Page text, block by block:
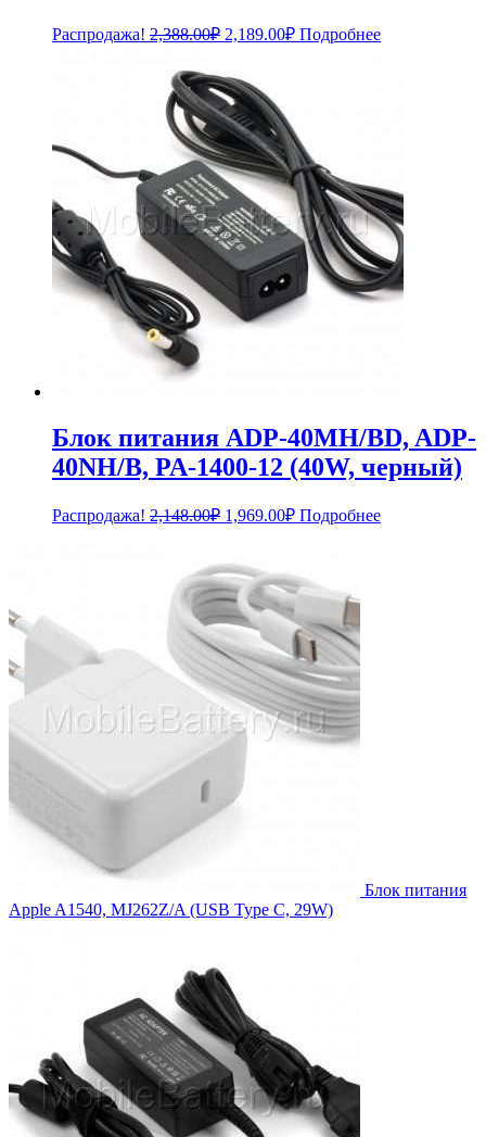
Распродажа! 2,388.00₽ Первоначальная
2,388.00₽.
2,189.00₽Текущая
цена:
Подробнее
Блок питания ADP-40MH/BD, ADP-
40NH/B, PA-1400-12 (40W, черный)
Распродажа! 2,148.00₽ Первоначальная
2,148.00₽.
1,969.00₽Текущая
Подробнее
Блок питания
Apple A1540, MJ262Z/A (USB Type C, 29W)